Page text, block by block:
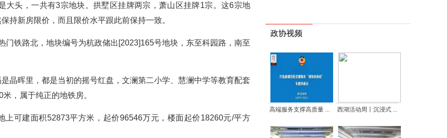
大头，一共有3宗地块。拱墅区挂牌两宗，萧山区挂牌1宗。这6宗地
持新房限价，而且限价水平跟此前保持一致。
门铁路北，地块编号为杭政储出[2023]165号地块，东至科园路，南至
晶晖里，都是当初的摇号红盘，文澜第二小学、慧澜中学等教育配套
，属于纯正的地铁房。
上可建面积52873平方米，起价96546万元，楼面起价18260元/平方
政协视频
高端服务支撑高质量 ... 西湖活动周丨沉浸式 ...